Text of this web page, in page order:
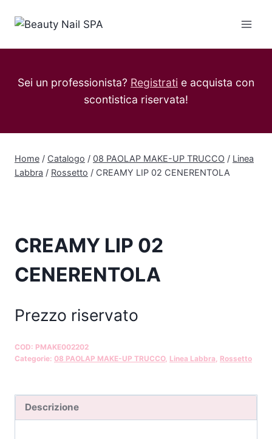
Sei un professionista? Registrati e acquista con
scontistica riservata!
Home / Catalogo / 08 PAOLAP MAKE-UP TRUCCO / Linea
Labbra / Rossetto / CREAMY LIP 02 CENERENTOLA
CREAMY LIP 02
CENERENTOLA
Prezzo riservato
COD: PMAKE002202
Categorie: 08 PAOLAP MAKE-UP TRUCCO, Linea Labbra Rossetto
Descrizione